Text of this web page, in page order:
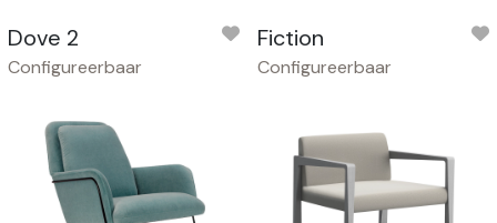
Dove 2
Configureerbaar
Fiction
Configureerbaar